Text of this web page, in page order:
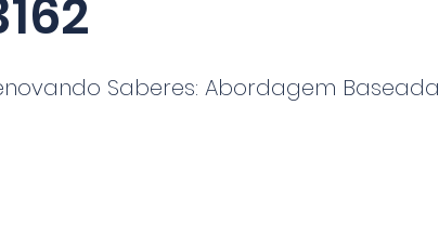
Saberes: Abordagem Baseada